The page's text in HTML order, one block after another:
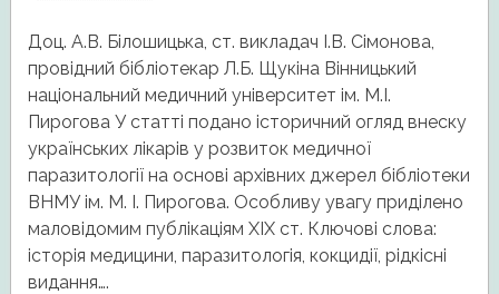
Доц. А.В. Білошицька, ст. викладач І.В. Сімонова,
провідний бібліотекар Л.Б. Щукіна Вінницький
національний медичний університет ім. М.І.
Пирогова У статті подано історичний огляд внеску
українських лікарів у розвиток медичної
паразитології на основі архівних джерел бібліотеки
ВНМУ ім. М. І. Пирогова. Особливу увагу приділено
маловідомим публікаціям ХІХ ст. Ключові слова:
історія медицини, паразитологія, кокцидії, рідкісні
видання….